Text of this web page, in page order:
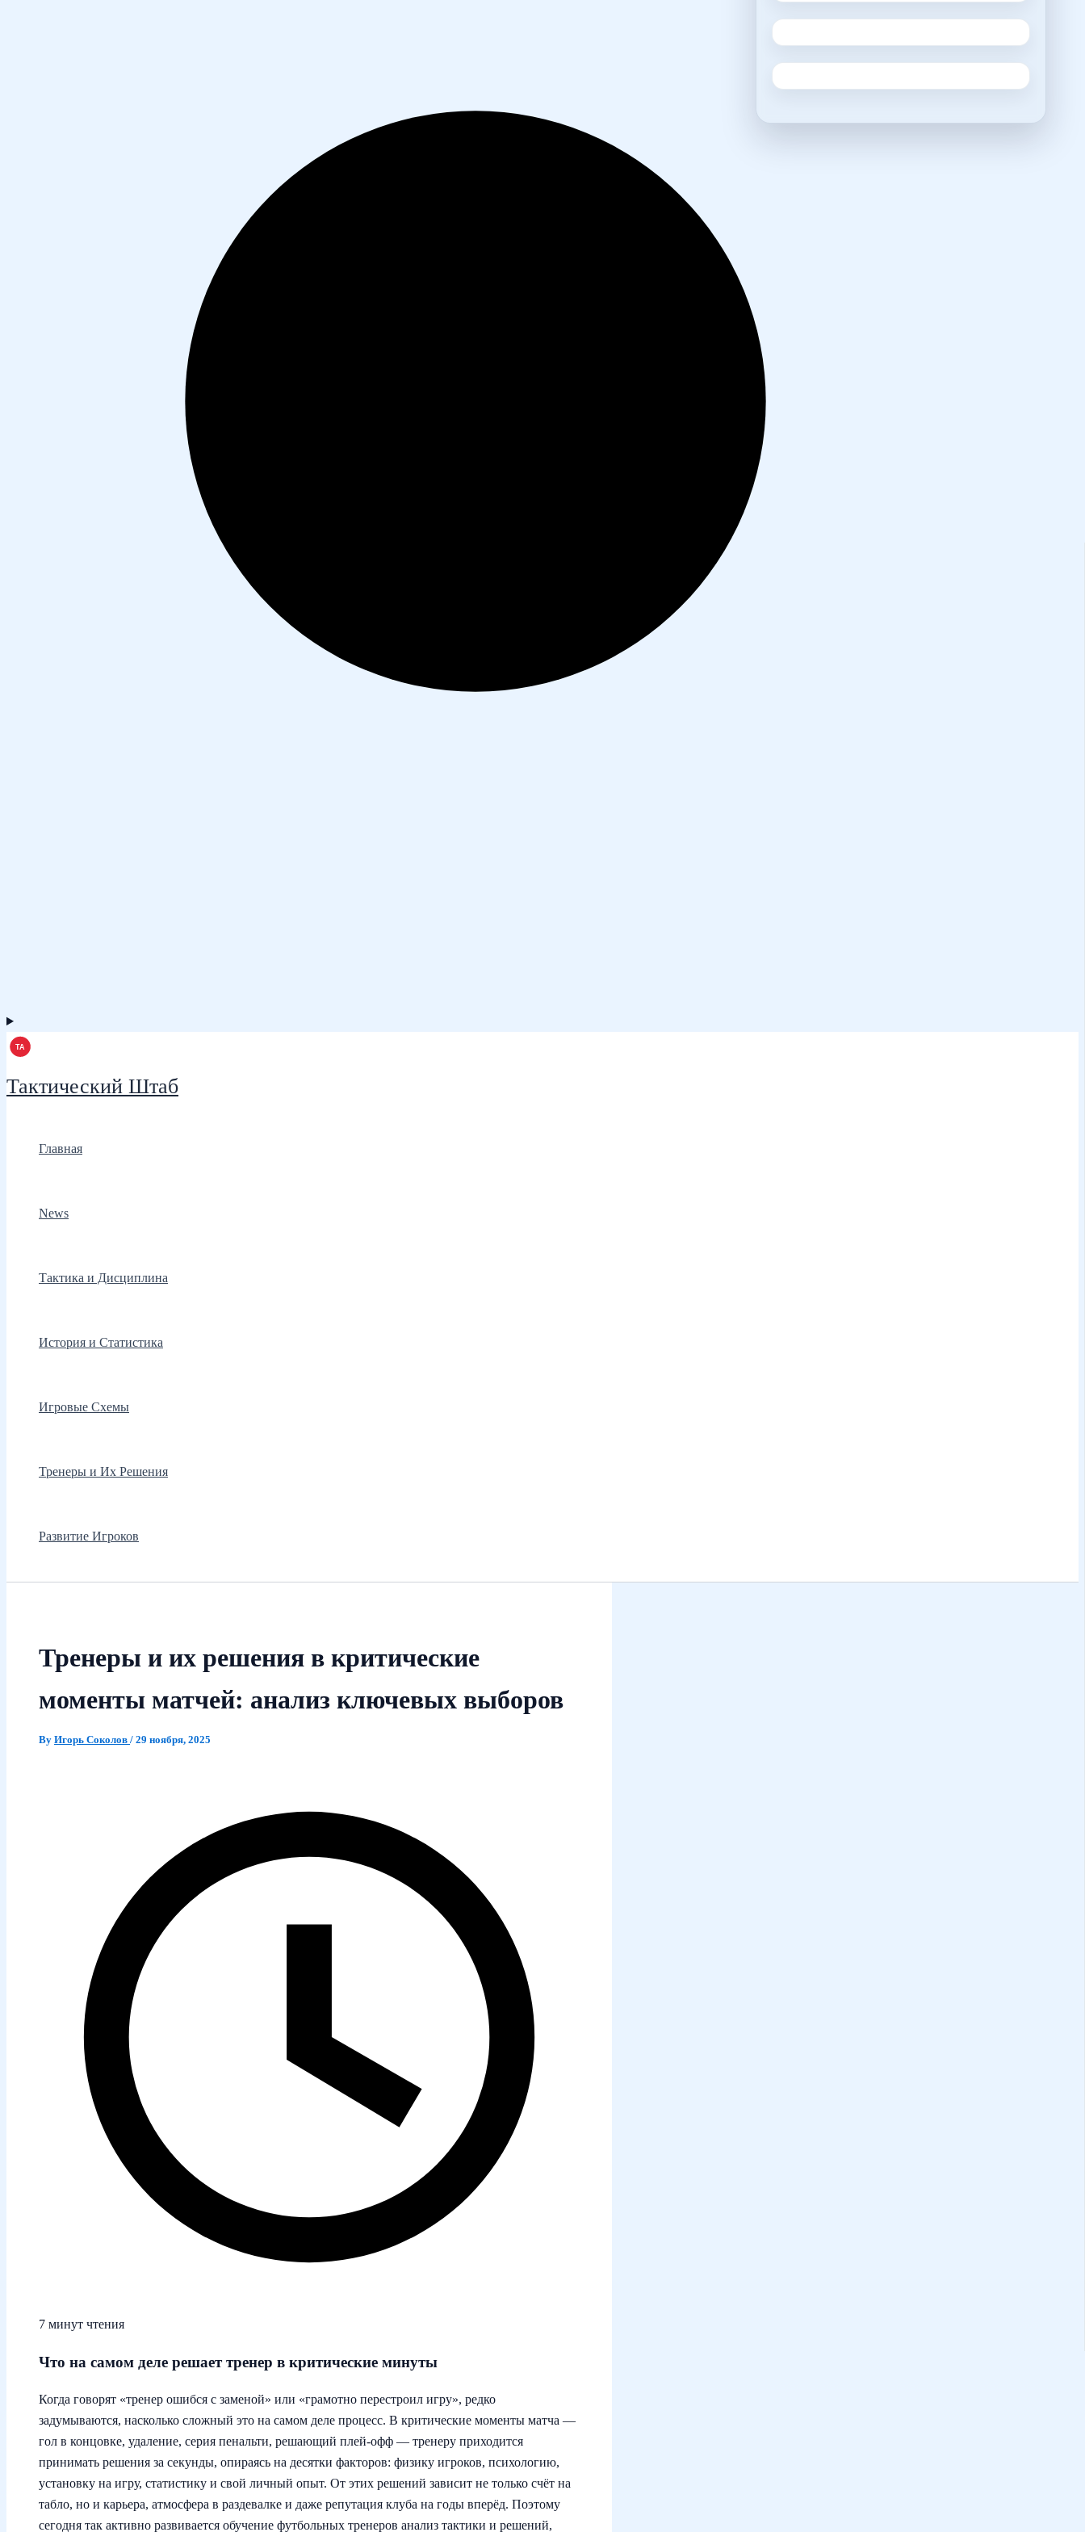
Тактический Штаб
Главная
News
Тактика и Дисциплина
История и Статистика
Игровые Схемы
Тренеры и Их Решения
Развитие Игроков
Тренеры и их решения в критические
моменты матчей: анализ ключевых выборов
By Игорь Соколов / 29 ноября, 2025
7 минут чтения
Что на самом деле решает тренер в критические минуты
Когда говорят «тренер ошибся с заменой» или «грамотно перестроил игру», редко
задумываются, насколько сложный это на самом деле процесс. В критические моменты матча —
гол в концовке, удаление, серия пенальти, решающий плей-офф — тренеру приходится
принимать решения за секунды, опираясь на десятки факторов: физику игроков, психологию,
установку на игру, статистику и свой личный опыт. От этих решений зависит не только счёт на
табло, но и карьера, атмосфера в раздевалке и даже репутация клуба на годы вперёд. Поэтому
сегодня так активно развивается обучение футбольных тренеров анализ тактики и решений,